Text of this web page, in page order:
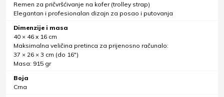
Remen za pričvršćivanje na kofer (trolley strap)
Elegantan i profesionalan dizajn za posao i putovanja
Dimenzije i masa
40 × 46 x 16 cm
Maksimalna veličina pretinca za prijenosno računalo:
37 × 26 × 3 cm (do 16")
Masa: 915 gr
Boja
Crna